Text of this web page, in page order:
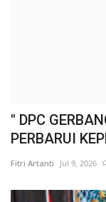
" DPC
PERBARUI
Fitri Artanti Jul 9, 2026